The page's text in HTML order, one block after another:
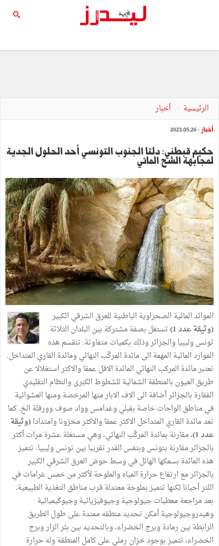
الرئيسية أخبار
أخبار - 2023.05.26
حكيم قبطني: دلتا الجنوب التونسي أحد الحلول الجدية
لمجابهة الشح المائي
الموائد المائية الصحراوية الباطنية للعرق الشرقي الكبير
(وثيقة عدد 1)
تستغل بصفة مشتركة بين البلدان الثلاثة
تونس وليبيا والجزائر وذلك بكميات متفاوتة. تنقسم هذه
الموارد المائية المهمة الى مائدة المركؐب النهائي ومائدة القاري المتداخل.
تعتبر مائدة المركب النهائي المائدة الاقل عمقا والاكثر استغلالا عن
طريق العيون بالمنطقة الشمالية للشطوط الكبرى والنظام التقليدي
الفقارة بالجزائر أضافة الى الاف الابار منها المرخصة ومنها العشوائية
في مناطق الواحات خاصة بقبلي وغدامس وواد صوف وورقلة الخ. كما
تعد مائدة القاري المتداخل الاكثر عمقا والاكثر مخزونا وامتدادا(وثيقة
عدد 1)
، مقارنة بمائدة المركؐب النهائي، وهي مستغلة عشرة مرات أكثر
بالجزائر مقارنة بتونس وبنفس القدر تقريبا بين تونس وليبيا. تتميز
هذه المائدة بسمكها الهائل في وسط حوض العرق الشرقي الكبير
بالجزائر مع ارتفاع حرارة المياه والملوحة لأكثر من خمس غرامات في
اللتر أحيانا لكنها تتميز بملوحة معتدلة قرب مناطق التغذية الطبيعية.
بعد مراجعة معطيات جيولوجية وجيوفيزيائية وجيوكيميائية
وهيدروجيولوجية أمكن تحديد منطقه ممتدة على طول الطريق
الرابطة بين رمادة وبرج الخضراء، وبالتحديد بين بئر الزار وبرج
الخضراء، تتميز بوجود خزان رملي على كامل المنطقة وله حرارة